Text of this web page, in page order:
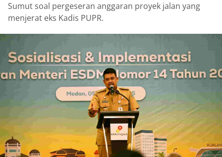
Sumut soal pergeseran anggaran proyek jalan yang
menjerat eks Kadis PUPR.